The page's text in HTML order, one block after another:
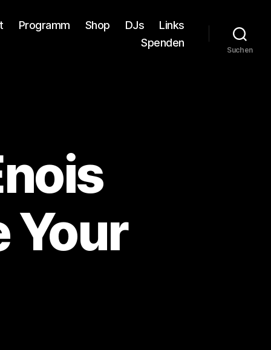
Programm Shop DJs
Links
Spenden
Suchen
Your